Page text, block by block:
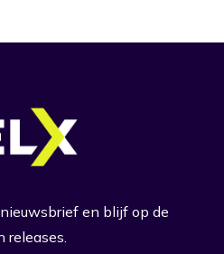
en blijf op de
releases.